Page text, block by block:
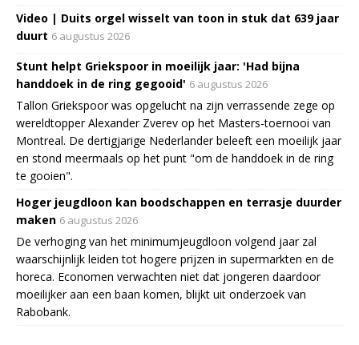
Video | Duits orgel wisselt van toon in stuk dat 639 jaar
duurt 6 augustus 2026
Stunt helpt Griekspoor in moeilijk jaar: 'Had bijna
handdoek in de ring gegooid' 6 augustus 2026
Tallon Griekspoor was opgelucht na zijn verrassende zege op
wereldtopper Alexander Zverev op het Masters-toernooi van
Montreal. De dertigjarige Nederlander beleeft een moeilijk jaar
en stond meermaals op het punt "om de handdoek in de ring
te gooien".
Hoger jeugdloon kan boodschappen en terrasje duurder
maken 6 augustus 2026
De verhoging van het minimumjeugdloon volgend jaar zal
waarschijnlijk leiden tot hogere prijzen in supermarkten en de
horeca. Economen verwachten niet dat jongeren daardoor
moeilijker aan een baan komen, blijkt uit onderzoek van
Rabobank.